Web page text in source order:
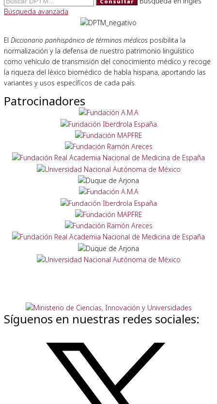
Búsqueda avanzada
El Diccionario panhispánico de términos médicos posibilita la
normalización y la defensa de nuestro patrimonio lingüístico
como vehículo de transmisión del conocimiento médico y recoge
la riqueza del léxico biomédico de habla hispana, aportando las
variantes y usos específicos de cada país.
Patrocinadores
Síguenos en nuestras redes sociales: